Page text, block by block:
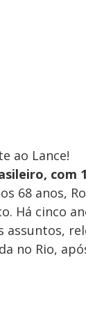
ao Lance!
com
68 anos,
Há cinco
assuntos,
no Rio,